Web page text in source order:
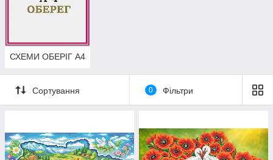
нещасть, "нечистої сили", поганих снів і негативу. Історія
виникнення цієї традиції йде корінням глибоко в історію
наших предків слов'ян ( і не тільки), ще в ті часи, коли вірили,
що світ навколо - це єдине ціле, і кожна частинка цього світу
неминуче пов'язане між собою.
Для того, що б вплинути на хід подій в позитивну сторону,
задобрити хороших духів, відлякуючи поганих. Так, всім
відомо, що підкова принесеш щастя, зв'язка часнику відлякує,
прикрашений віник - вимітає зло з дому і не дає йому
СХЕМИ ОБЕРІГ А4
Сортування 0 Фільтри